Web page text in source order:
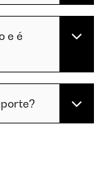
e é